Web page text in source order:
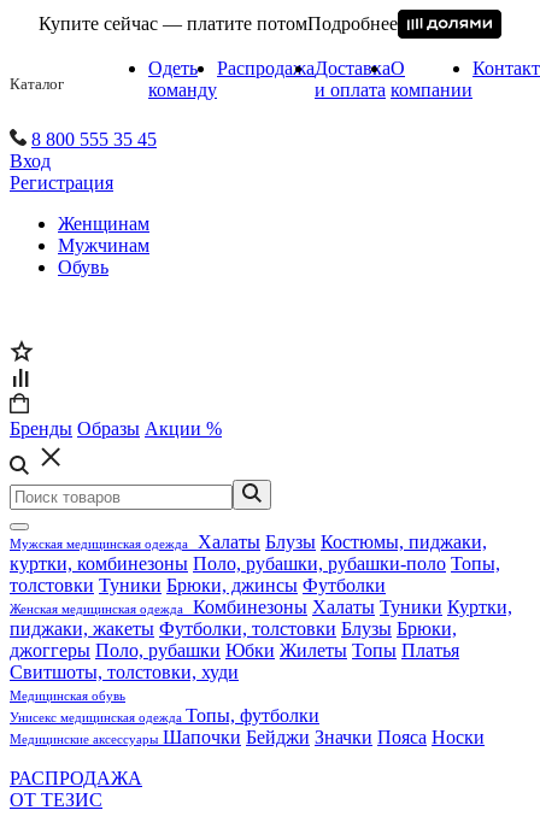
Купите сейчас — платите потомПодробнее
Каталог
Одеть
команду
РаспродажаДоставка
и оплата
О
компании
8 800 555 35 45
Вход
Регистрация
Женщинам
Мужчинам
Обувь
Бренды Образы Акции %
Мужская медицинская одежда Халаты Блузы Костюмы, пиджаки,
куртки, комбинезоны Поло, рубашки, рубашки-поло Топы,
толстовки Туники Брюки, джинсы Футболки
Женская медицинская одежда Комбинезоны Халаты Туники Куртки,
пиджаки, жакеты Футболки, толстовки Блузы Брюки,
джоггеры Поло, рубашки Юбки Жилеты Топы Платья
Свитшоты, толстовки, худи
Медицинская обувь
Унисекс медицинская одежда Топы, футболки
Медицинские аксессуары Шапочки Бейджи Значки Пояса Носки
РАСПРОДАЖА
ОТ ТЕЗИС